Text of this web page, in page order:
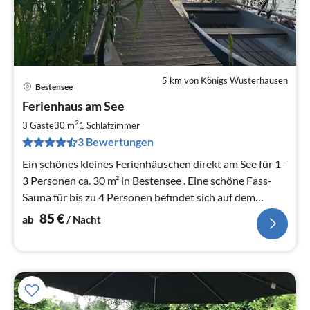
5 km von Königs Wusterhausen
Bestensee
Ferienhaus am See
3 Gäste30 m21 Schlafzimmer
3 Bewertungen
Ein schönes kleines Ferienhäuschen direkt am See für 1-
3 Personen ca. 30 m² in Bestensee . Eine schöne Fass-
Sauna für bis zu 4 Personen befindet sich auf dem
Grundstück.
ab 85€/ Nacht